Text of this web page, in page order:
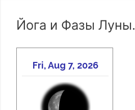
Йога и Фазы Луны.